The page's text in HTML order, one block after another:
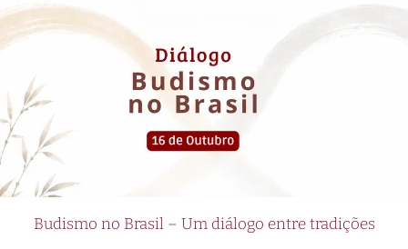
Budismo no Brasil – Um diálogo entre tradições